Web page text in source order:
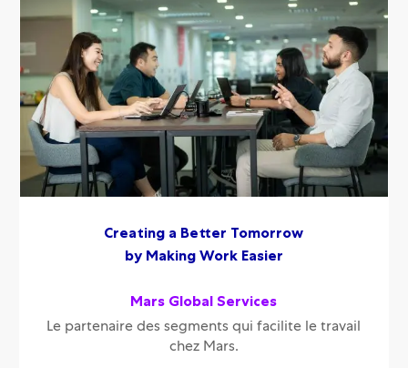
Creating a Better Tomorrow
by Making Work Easier
Mars Global Services
Le partenaire des segments qui facilite le travail
chez Mars.